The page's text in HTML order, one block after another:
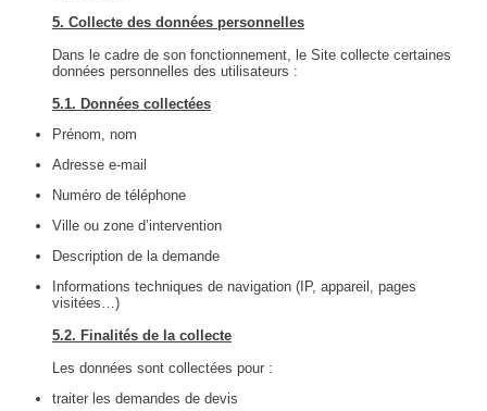
5. Collecte des données personnelles
Dans le cadre de son fonctionnement, le Site collecte certaines
données personnelles des utilisateurs :
5.1. Données collectées
Prénom, nom
Adresse e-mail
Numéro de téléphone
Ville ou zone d’intervention
Description de la demande
Informations techniques de navigation (IP, appareil, pages
visitées…)
5.2. Finalités de la collecte
Les données sont collectées pour :
traiter les demandes de devis